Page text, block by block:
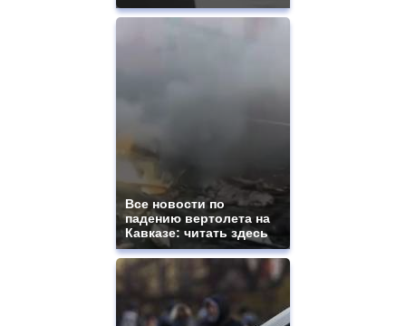
Все новости по
падению вертолета на
Кавказе: читать здесь